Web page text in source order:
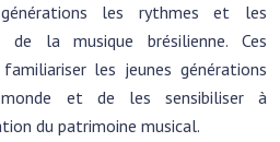
les rythmes et les
de la musique brésilienne. Ces
les jeunes générations
et de les sensibiliser à
du patrimoine musical.